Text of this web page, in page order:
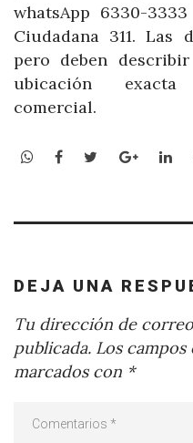
whatsApp 6330-
Ciudadana 311. Las
pero deben
ubicación
comercial.
WhatsApp
Facebook
Twitter
DEJA UNA
Tu dirección de
publicada. Los
marcados con *